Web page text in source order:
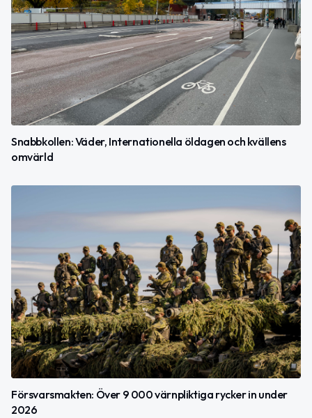
Snabbkollen: Väder, Internationella öldagen och kvällens
omvärld
Försvarsmakten: Över 9 000 värnpliktiga rycker in under
2026